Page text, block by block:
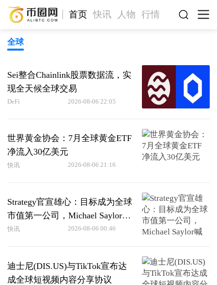
首页 快讯 人物 行情
全球
Sei整合Chainlink股票数据流，实
现全天候全球交易
DeFi 2026-08-06 22:05
世界黄金协会：7月全球黄金ETF
净流入30亿美元
快讯 2026-08-06 21:16
Strategy官宣雄心：目标成为全球
市值第一公司，Michael Saylor喊
话“Think ₿igger”
快讯 2026-08-06 00:46
迪士尼(DIS.US)与TikTok宣布达
成全球短视频内容分享协议